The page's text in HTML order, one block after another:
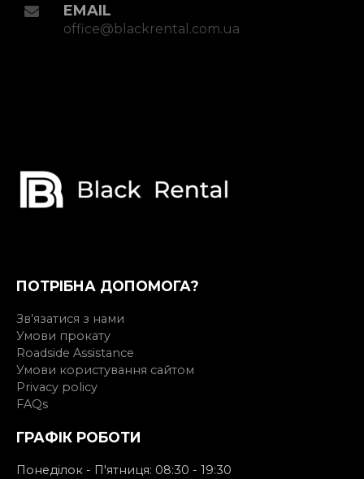
EMAIL
office@blackrental.com.ua
ПОТРІБНА ДОПОМОГА?
Зв’язатися з нами
Умови прокату
Roadside Assistance
Умови користування сайтом
Privacy policy
FAQs
ГРАФІК РОБОТИ
Понеділок - П'ятниця: 08:30 - 19:30